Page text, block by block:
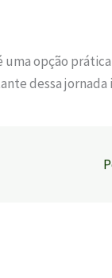
uma opção
dessa jornada